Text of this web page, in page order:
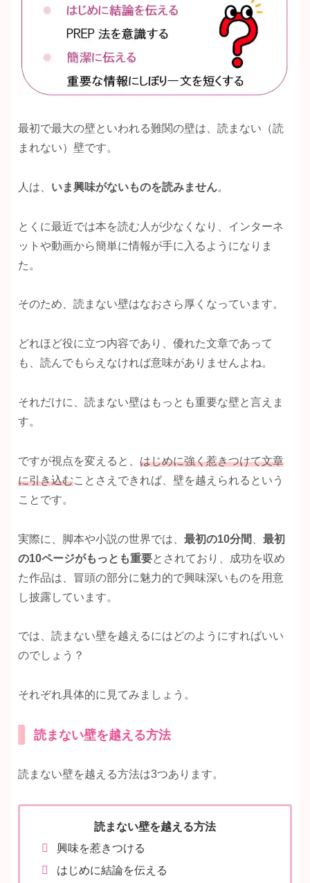
最初で最大の壁といわれる難関の壁は、読まない（読
まれない）壁です。
人は、 いま興味がないものを読みません。
とくに最近では本を読む人が少なくなり、インターネ
ットや動画から簡単に情報が手に入るようになりま
た。
そのため、読まない壁はなおさら厚くなっています。
どれほど役に立つ内容であり、優れた文章であって
も、読んでもらえなければ意味がありませんよね。
それだけに、読まない壁はもっとも重要な壁と言えま
す。
ですが視点を変えると、 はじめに強く惹きつけて文章
に引き込むことさえできれば、壁を越えられるという
ことです。
実際に、脚本や小説の世界では、 最初の10分間
最初
の10ページがもっとも重要とされており、成功を収め
た作品は、冒頭の部分に魅力的で興味深いものを用意
し披露しています。
では、読まない壁を越えるにはどのようにすればいい
のでしょう？
それぞれ具体的に見てみましょう。
読まない壁を越える方法
読まない壁を越える方法は3つあります。
読まない壁を越える方法
興味を惹きつける
はじめに結論を伝える